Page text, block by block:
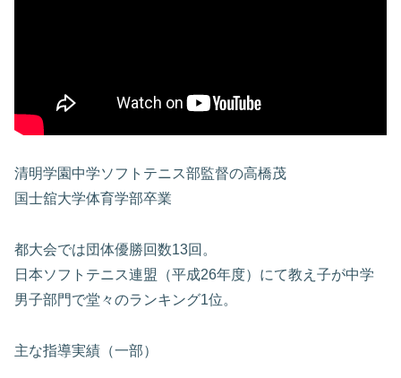
清明学園中学ソフトテニス部監督の高橋茂
国士舘大学体育学部卒業
都大会では団体優勝回数13回。
日本ソフトテニス連盟（平成26年度）にて教え子が中学
男子部門で堂々のランキング1位。
主な指導実績（一部）